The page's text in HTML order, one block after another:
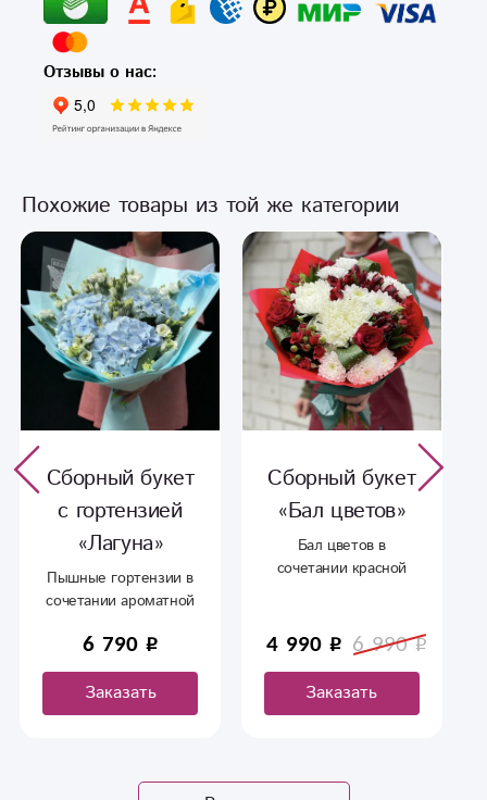
Отзывы о нас:
Похожие товары из той же категории
Сборный букет
«Бал цветов»
Бал цветов в
сочетании красной
розы, альстромерии и
ароматной
хризантемы.
4 990 6 990
Заказать
Букет сборный
«Видение»
Шикарный букет для
тех кто не любит
Роза - 3 шт
Альстромерия - 2
штГвоздика - 2 шт
1 990 2 990
Заказать